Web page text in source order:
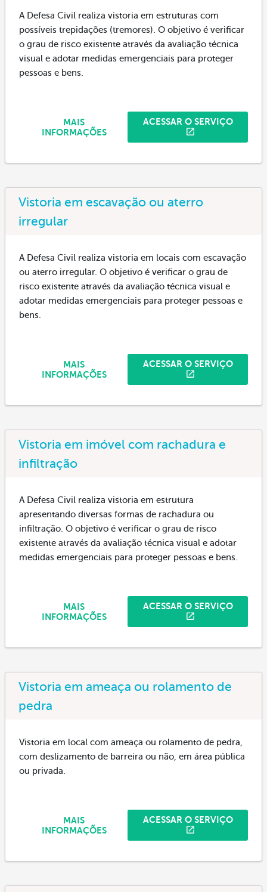
A Defesa Civil realiza vistoria em estruturas com
possíveis trepidações (tremores). O objetivo é verificar
o grau de risco existente através da avaliação técnica
visual e adotar medidas emergenciais para proteger
pessoas e bens.
ACESSAR O SERVIÇO
MAIS
INFORMAÇÕES
Vistoria em escavação ou aterro
irregular
A Defesa Civil realiza vistoria em locais com escavação
ou aterro irregular. O objetivo é verificar o grau de
risco existente através da avaliação técnica visual e
adotar medidas emergenciais para proteger pessoas e
bens.
ACESSAR O SERVIÇO
MAIS
INFORMAÇÕES
Vistoria em imóvel com rachadura e
infiltração
A Defesa Civil realiza vistoria em estrutura
apresentando diversas formas de rachadura ou
infiltração. O objetivo é verificar o grau de risco
existente através da avaliação técnica visual e adotar
medidas emergenciais para proteger pessoas e bens.
ACESSAR O SERVIÇO
MAIS
INFORMAÇÕES
Vistoria em ameaça ou rolamento de
pedra
Vistoria em local com ameaça ou rolamento de pedra,
com deslizamento de barreira ou não, em área pública
ou privada.
ACESSAR O SERVIÇO
MAIS
INFORMAÇÕES